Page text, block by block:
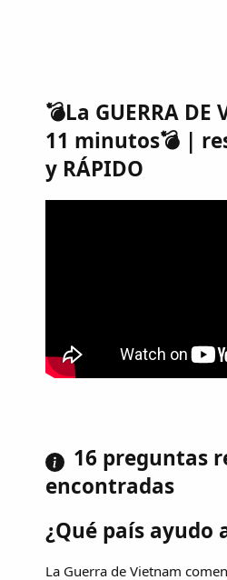
💣La GUERRA DE
11 minutos💣 |
y RÁPIDO
16 preguntas
encontradas
¿Qué país ayudo
La Guerra de Vietnam